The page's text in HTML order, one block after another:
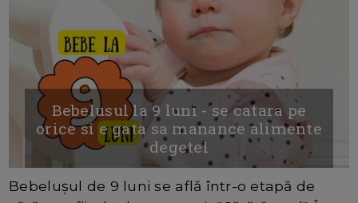
Bebelusul la 9 luni - se catara pe
orice si e gata sa manance alimente
degetel
Bebelușul de 9 luni se află într-o etapă de